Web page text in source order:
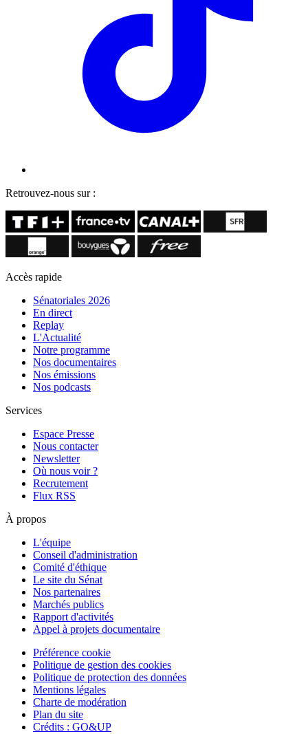
Retrouvez-nous sur :
Accès rapide
Sénatoriales 2026
En direct
Replay
L'Actualité
Notre programme
Nos documentaires
Nos émissions
Nos podcasts
Services
Espace Presse
Nous contacter
Newsletter
Où nous voir ?
Recrutement
Flux RSS
À propos
L'équipe
Conseil d'administration
Comité d'éthique
Le site du Sénat
Nos partenaires
Marchés publics
Rapport d'activités
Appel à projets documentaire
Préférence cookie
Politique de gestion des cookies
Politique de protection des données
Mentions légales
Charte de modération
Plan du site
Crédits : GO&UP